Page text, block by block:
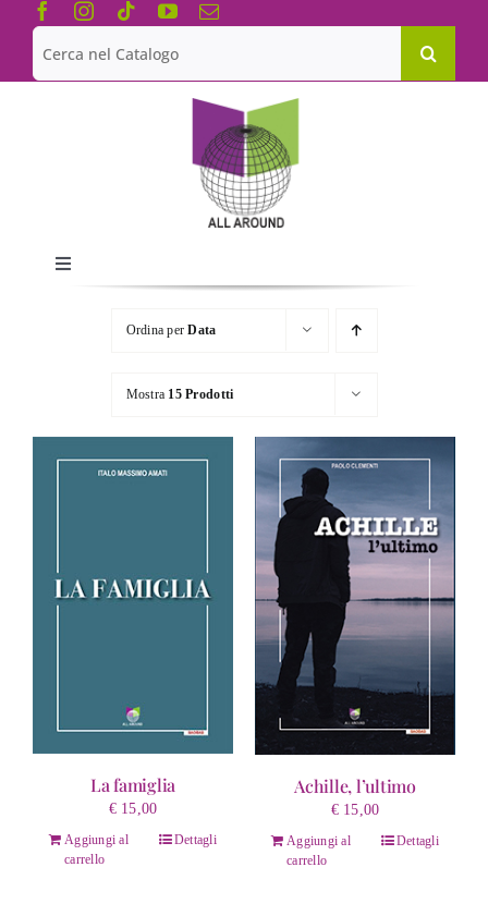
Salta
contenuto
Cerca
per:
Toggle
Navigation
Chi siamo
Le Collane
Catalogo
Ordina perData
Mostra 15 Prodotti
La famiglia
€15,00
Aggiungi al
carrello
Dettagli
Achille, l’ultimo
€15,00
Aggiungi al
carrello
Dettagli